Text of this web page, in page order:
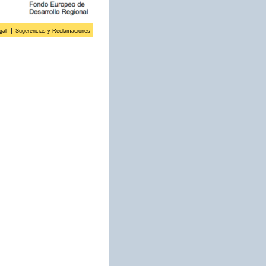
Sugerencias y Reclamaciones